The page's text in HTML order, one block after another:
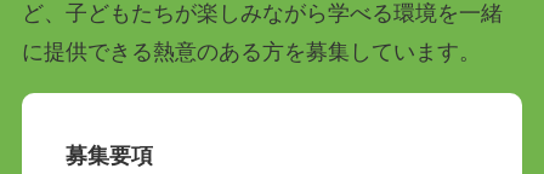
ど、子どもたちが楽しみながら学べる環境を一緒
に提供できる熱意のある方を募集しています。
募集要項